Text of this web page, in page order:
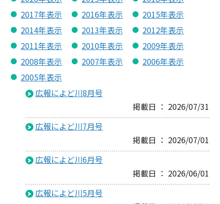
2017年表示
2016年表示
2015年表示
2014年表示
2013年表示
2012年表示
2011年表示
2010年表示
2009年表示
2008年表示
2007年表示
2006年表示
2005年表示
広報によど川8月号
掲載日 ： 2026/07/31
広報によど川7月号
掲載日 ： 2026/07/01
広報によど川6月号
掲載日 ： 2026/06/01
広報によど川5月号